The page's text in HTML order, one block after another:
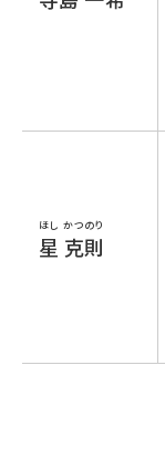
星 克則
ほし かつのり